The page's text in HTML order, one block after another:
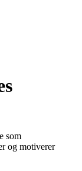
som
og motiverer